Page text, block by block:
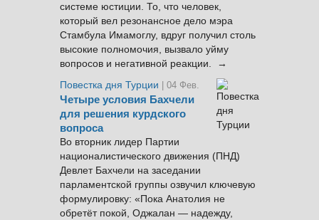
системе юстиции. То, что человек,
который вел резонансное дело мэра
Стамбула Имамоглу, вдруг получил столь
высокие полномочия, вызвало уйму
вопросов и негативной реакции. →
Повестка дня Турции
| 04 Фев.
Четыре условия Бахчели
для решения курдского
вопроса
Во вторник лидер Партии
националистического движения (ПНД)
Девлет Бахчели на заседании
парламентской группы озвучил ключевую
формулировку: «Пока Анатолия не
обретёт покой, Оджалан — надежду,